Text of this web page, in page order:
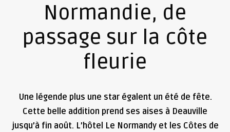
Normandie, de
passage sur la côte
fleurie
Une légende plus une star égalent un été de fête.
Cette belle addition prend ses aises à Deauville
jusqu’à fin août. L’hôtel Le Normandy et les Côtes de